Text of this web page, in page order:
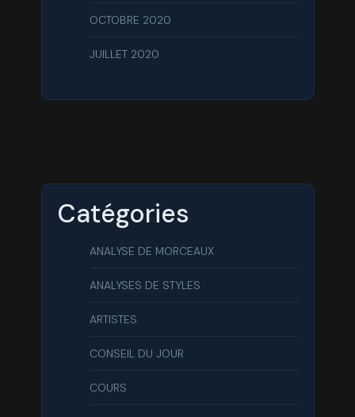
OCTOBRE 2020
JUILLET 2020
Catégories
ANALYSE DE MORCEAUX
ANALYSES DE STYLES
ARTISTES
CONSEIL DU JOUR
COURS